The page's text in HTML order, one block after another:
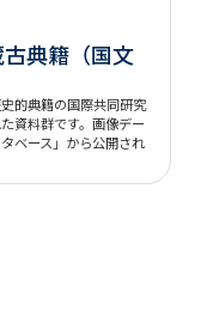
典籍（国文
的典籍の国際共同研究
資料群です。画像デー
ベース」から公開され